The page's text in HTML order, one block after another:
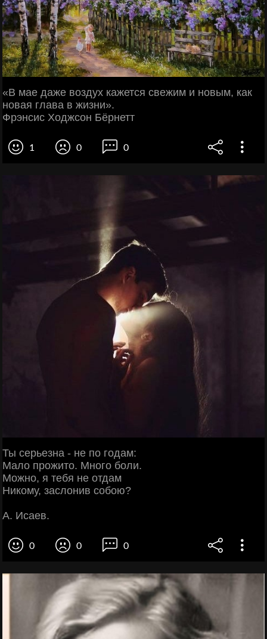
«В мае даже воздух кажется свежим и новым, как
новая глава в жизни».
Фрэнсис Ходжсон Бёрнетт
1 0 0
Ты серьезна - не по годам:
Мало прожито. Много боли.
Можно, я тебя не отдам
Никому, заслонив собою?
А. Исаев.
0 0 0